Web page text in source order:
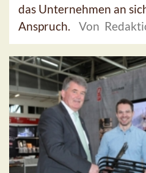
das Unternehmen an
Anspruch.
Von